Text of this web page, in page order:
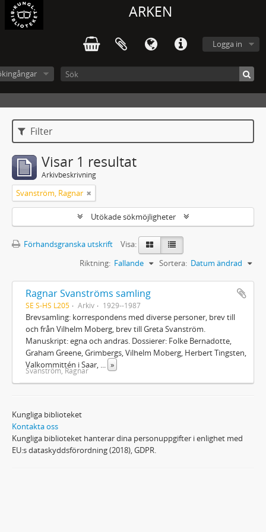
ARKEN
Logga in
Filter
Visar 1 resultat
Arkivbeskrivning
Svanström, Ragnar
Utökade sökmöjligheter
Förhandsgranska utskrift
Visa:
Sortera: Datum ändrad
Riktning: Fallande
Ragnar Svanströms samling
SE S-HS L205 Arkiv 1929--1987
Brevsamling: korrespondens med diverse personer, brev till
och från Vilhelm Moberg, brev till Greta Svanström.
Manuskript: egna och andras. Dossierer: Folke Bernadotte,
Graham Greene, Grimbergs, Vilhelm Moberg, Herbert Tingsten,
Valkommittén i Saar,
»
Svanström, Ragnar
Kungliga biblioteket
Kontakta oss
Kungliga biblioteket hanterar dina personuppgifter i enlighet med
EU:s dataskyddsförordning (2018), GDPR.